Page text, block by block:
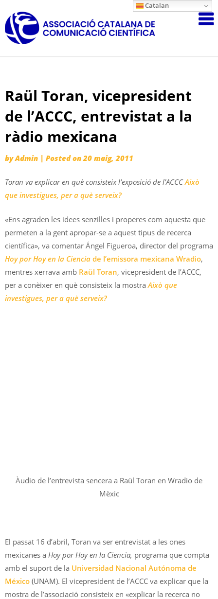
to
content
Associació
Raül Toran, vicepresident
de l’ACCC, entrevistat a la
ràdio mexicana
byAdmin | Posted on 20 maig, 2011
Toran va explicar en què consisteix l’exposició de l’ACCCAixò
que investigues, per a què serveix?
«Ens agraden les idees senzilles i properes com aquesta que
permeten a la gent apropar-se a aquest tipus de recerca
científica», va comentar Ángel Figueroa, director del programa
Hoy por Hoy en la Ciencia de l’emissora mexicana Wradio,
mentres xerrava amb Raül Toran, vicepresident de l’ACCC,
per a conèixer en què consisteix la mostraAixò que
investigues, per a què serveix?
Àudio de l’entrevista sencera a Raül Toran en Wradio de
Mèxic
El passat 16 d’abril, Toran va ser entrevistat a les ones
mexicanes a Hoy por Hoy en la Ciencia, programa que compta
amb el suport de la Universidad Nacional Autónoma de
México (UNAM). El vicepresident de l’ACCC va explicar que la
mostra de l’associació consisteix en «explicar la recerca no
Catalan